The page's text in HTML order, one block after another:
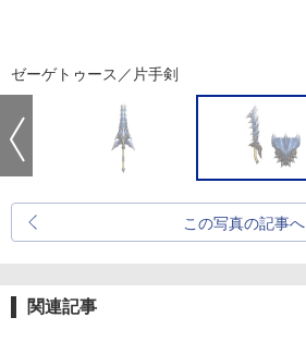
ゼーゲトゥース／片手剣
この写真の記事へ
関連記事